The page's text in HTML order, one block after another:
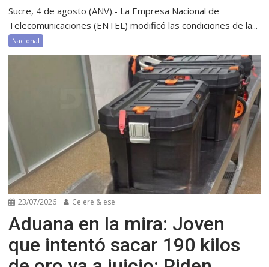
Sucre, 4 de agosto (ANV).- La Empresa Nacional de
Telecomunicaciones (ENTEL) modificó las condiciones de la...
Nacional
23/07/2026 Ce ere & ese
Aduana en la mira: Joven
que intentó sacar 190 kilos